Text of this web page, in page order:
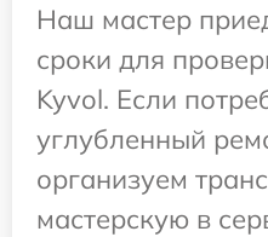
Наш мастер
сроки для
Kyvol. Если
углубленный
организуем
мастерскую в